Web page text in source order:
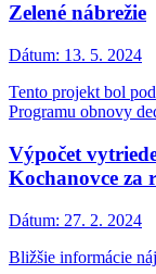
Zelené nábrežie
Dátum: 13. 5. 2024
Tento projekt bol
Programu obnovy
Výpočet
Kochanovce za
Dátum: 27. 2. 2024
Bližšie informácie